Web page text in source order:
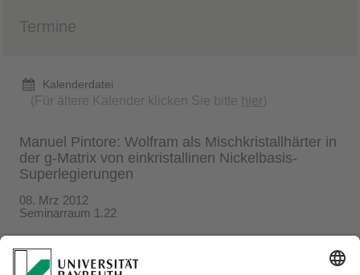
Termine
Kalenderdatei
(Für ältere Kalender klicken Sie bitte hier)
Manuel Pintore: Wolfram als Mischkristallhärter in
der g-Matrix von einkristallinen Nickelbasis-
Superlegierungen
08. Mrz 2012
Seminarraum 1.22
Verantwortlich für die Redaktion: